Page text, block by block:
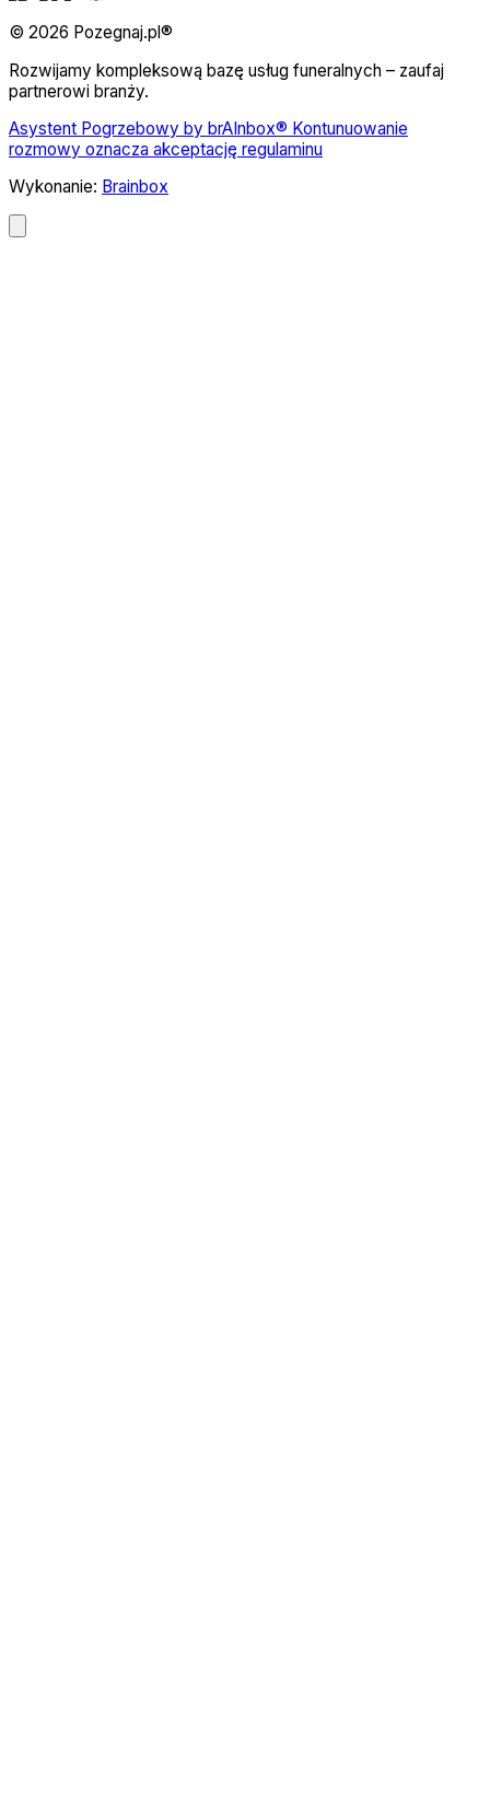
© 2026 Pozegnaj.pl®
Rozwijamy kompleksową bazę usług funeralnych – zaufaj
partnerowi branży.
Asystent Pogrzebowy by brAInbox® Kontunuowanie
rozmowy oznacza akceptację regulaminu
Wykonanie: Brainbox